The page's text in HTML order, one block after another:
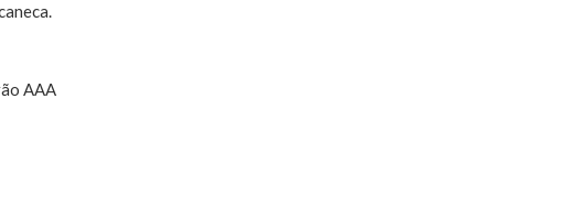
AAA